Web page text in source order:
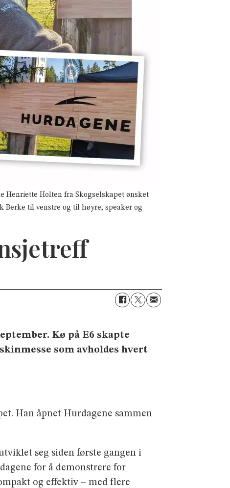
Henriette Holten fra Skogselskapet ønsket
Berke til venstre og til høyre, speaker og
Kø på E6 skapte
som avholdes hvert
Han åpnet Hurdagene sammen
seg siden første gangen i
for å demonstrere for
og effektiv – med flere